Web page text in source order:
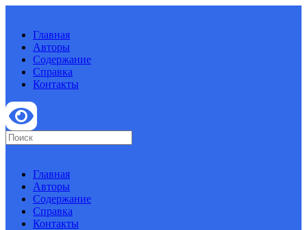
Главная
Авторы
Содержание
Справка
Контакты
Главная
Авторы
Содержание
Справка
Контакты